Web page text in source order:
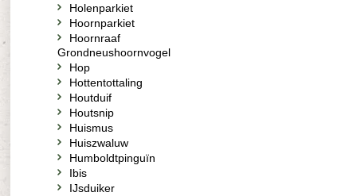
Holenparkiet
Hoornparkiet
Hoornraaf
Grondneushoornvogel
Hop
Hottentottaling
Houtduif
Houtsnip
Huismus
Huiszwaluw
Humboldtpinguïn
Ibis
IJsduiker